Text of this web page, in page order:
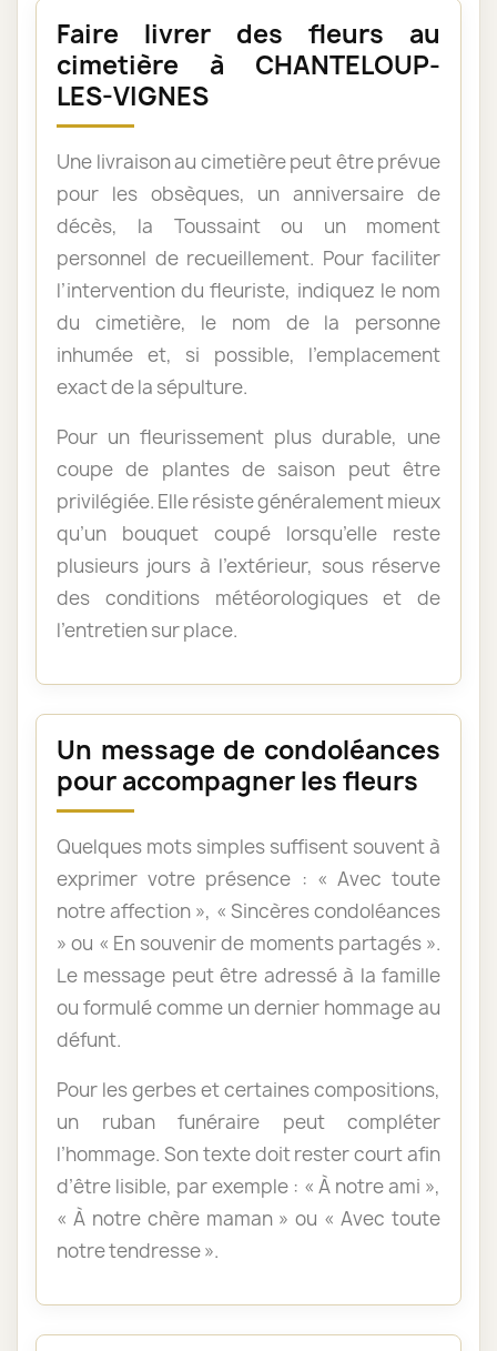
Faire livrer des fleurs au
cimetière à CHANTELOUP-
LES-VIGNES
Une livraison au cimetière peut être prévue
pour les obsèques, un anniversaire de
décès, la Toussaint ou un moment
personnel de recueillement. Pour faciliter
l’intervention du fleuriste, indiquez le nom
du cimetière, le nom de la personne
inhumée et, si possible, l’emplacement
exact de la sépulture.
Pour un fleurissement plus durable, une
coupe de plantes de saison peut être
privilégiée. Elle résiste généralement mieux
qu’un bouquet coupé lorsqu’elle reste
plusieurs jours à l’extérieur, sous réserve
des conditions météorologiques et de
l’entretien sur place.
Un message de condoléances
pour accompagner les fleurs
Quelques mots simples suffisent souvent à
exprimer votre présence : « Avec toute
notre affection », « Sincères condoléances
» ou « En souvenir de moments partagés ».
Le message peut être adressé à la famille
ou formulé comme un dernier hommage au
défunt.
Pour les gerbes et certaines compositions,
un ruban funéraire peut compléter
l’hommage. Son texte doit rester court afin
d’être lisible, par exemple : « À notre ami »,
« À notre chère maman » ou « Avec toute
notre tendresse ».